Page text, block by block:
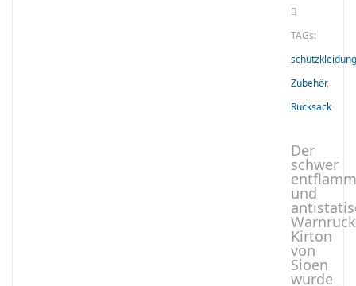
TAGs:
schutzkleidung
Zubehör,
Rucksack
Der
schwer
und
Kirton
von
Sioen
wurde